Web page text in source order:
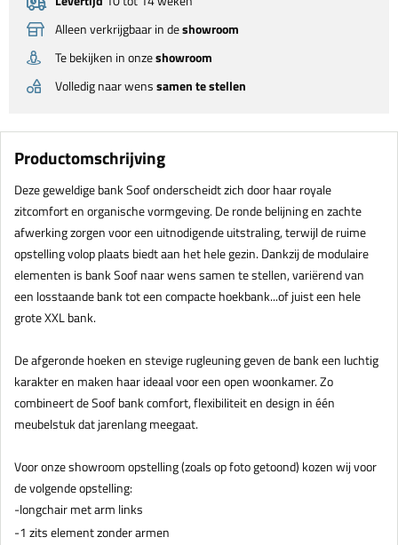
Alleen verkrijgbaar in deshowroom
Te bekijken in onzeshowroom
Volledig naar wenssamen te stellen
Productomschrijving
Deze geweldige bank Soof onderscheidt zich door haar royale
zitcomfort en organische vormgeving. De ronde belijning en zachte
afwerking zorgen voor een uitnodigende uitstraling, terwijl de ruime
opstelling volop plaats biedt aan het hele gezin. Dankzij de modulaire
elementen is bank Soof naar wens samen te stellen, variërend van
een losstaande bank tot een compacte hoekbank...of juist een hele
grote XXL bank.
De afgeronde hoeken en stevige rugleuning geven de bank een luchtig
karakter en maken haar ideaal voor een open woonkamer. Zo
combineert de Soof bank comfort, flexibiliteit en design in één
meubelstuk dat jarenlang meegaat.
Voor onze showroom opstelling (zoals op foto getoond) kozen wij voor
de volgende opstelling:
-longchair met arm links
-1 zits element zonder armen